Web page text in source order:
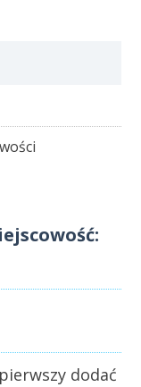
dodać